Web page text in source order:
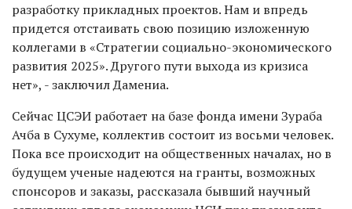
разработку прикладных проектов. Нам и впредь
придется отстаивать свою позицию изложенную
коллегами в «Стратегии социально-экономического
развития 2025». Другого пути выхода из кризиса
нет», - заключил Дамениа.
Сейчас ЦСЭИ работает на базе фонда имени Зураба
Ачба в Сухуме, коллектив состоит из восьми человек.
Пока все происходит на общественных началах, но в
будущем ученые надеются на гранты, возможных
спонсоров и заказы, рассказала бывший научный